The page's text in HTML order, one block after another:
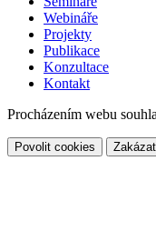
Webináře
Projekty
Publikace
Konzultace
Kontakt
Procházením webu
Povolit cookies